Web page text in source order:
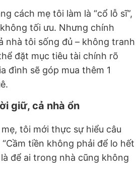
cách mẹ tôi làm là “cổ lỗ sĩ”,
tối ưu. Nhưng chính
nhà tôi sống đủ – không tranh
đặt mục tiêu tài chính rõ
đình sẽ góp mua thêm 1
giữ, cả nhà ổn
tôi mới thực sự hiểu câu
tiền không phải để lo hết
để ai trong nhà cũng không